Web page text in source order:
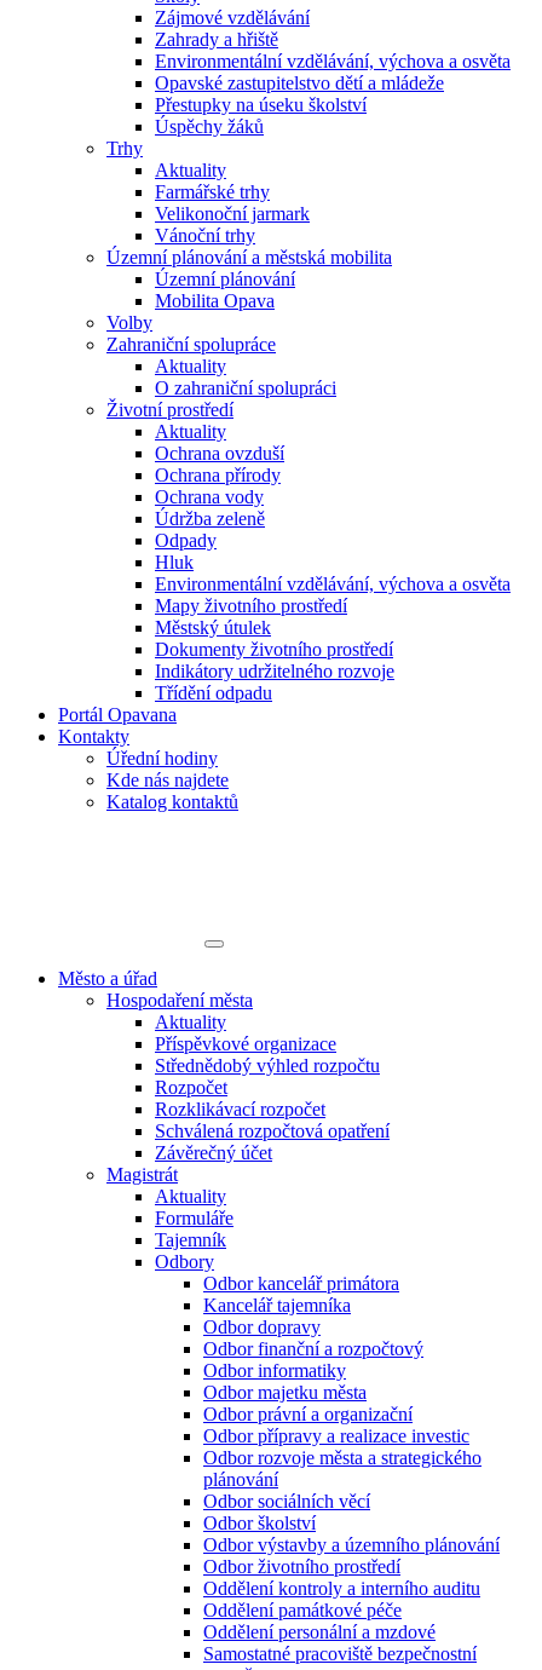
Zájmové vzdělávání
Zahrady a hřiště
Environmentální vzdělávání, výchova a osvěta
Opavské zastupitelstvo dětí a mládeže
Přestupky na úseku školství
Úspěchy žáků
Trhy
Aktuality
Farmářské trhy
Velikonoční jarmark
Vánoční trhy
Územní plánování a městská mobilita
Územní plánování
Mobilita Opava
Volby
Zahraniční spolupráce
Aktuality
O zahraniční spolupráci
Životní prostředí
Aktuality
Ochrana ovzduší
Ochrana přírody
Ochrana vody
Údržba zeleně
Odpady
Hluk
Environmentální vzdělávání, výchova a osvěta
Mapy životního prostředí
Městský útulek
Dokumenty životního prostředí
Indikátory udržitelného rozvoje
Třídění odpadu
Portál Opavana
Kontakty
Úřední hodiny
Kde nás najdete
Katalog kontaktů
Město a úřad
Hospodaření města
Aktuality
Příspěvkové organizace
Střednědobý výhled rozpočtu
Rozpočet
Rozklikávací rozpočet
Schválená rozpočtová opatření
Závěrečný účet
Magistrát
Aktuality
Formuláře
Tajemník
Odbory
Odbor kancelář primátora
Kancelář tajemníka
Odbor dopravy
Odbor finanční a rozpočtový
Odbor informatiky
Odbor majetku města
Odbor právní a organizační
Odbor přípravy a realizace investic
Odbor rozvoje města a strategického
plánování
Odbor sociálních věcí
Odbor školství
Odbor výstavby a územního plánování
Odbor životního prostředí
Oddělení kontroly a interního auditu
Oddělení památkové péče
Oddělení personální a mzdové
Samostatné pracoviště bezpečnostní